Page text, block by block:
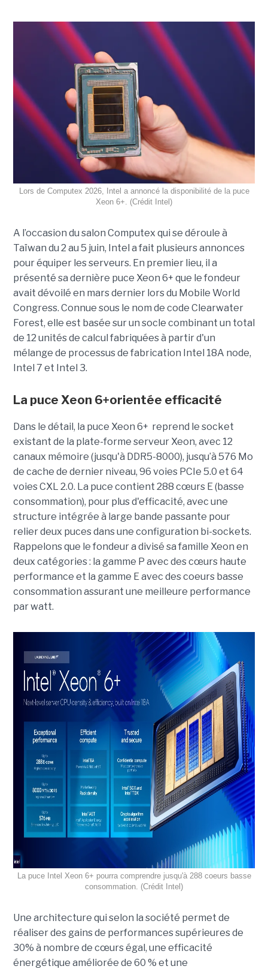
Lors de Computex 2026, Intel a annoncé la disponibilité de la puce
Xeon 6+. (Crédit Intel)
A l’occasion du salon Computex qui se déroule à
Taïwan du 2 au 5 juin, Intel a fait plusieurs annonces
pour équiper les serveurs. En premier lieu, il a
présenté sa dernière puce Xeon 6+ que le fondeur
avait dévoilé en mars dernier lors du Mobile World
Congress. Connue sous le nom de code Clearwater
Forest, elle est basée sur un socle combinant un total
de 12 unités de calcul fabriquées à partir d'un
mélange de processus de fabrication Intel 18A node,
Intel 7 et Intel 3.
La puce Xeon 6+orientée efficacité
Dans le détail, la puce Xeon 6+ reprend le socket
existant de la plate-forme serveur Xeon, avec 12
canaux mémoire (jusqu'à DDR5-8000), jusqu’à 576 Mo
de cache de dernier niveau, 96 voies PCIe 5.0 et 64
voies CXL 2.0. La puce contient 288 cœurs E (basse
consommation), pour plus d'efficacité, avec une
structure intégrée à large bande passante pour
relier deux puces dans une configuration bi-sockets.
Rappelons que le fondeur a divisé sa famille Xeon en
deux catégories : la gamme P avec des cœurs haute
performance et la gamme E avec des coeurs basse
consommation assurant une meilleure performance
par watt.
La puce Intel Xeon 6+ pourra comprendre jusqu'à 288 coeurs basse
consommation. (Crédit Intel)
Une architecture qui selon la société permet de
réaliser des gains de performances supérieures de
30% à nombre de cœurs égal, une efficacité
énergétique améliorée de 60 % et une